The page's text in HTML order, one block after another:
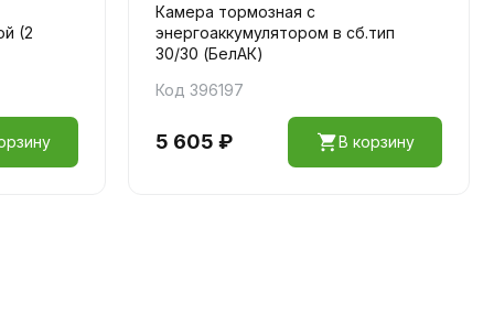
(2
Камера тормозная с
энергоаккумулятором в сб.тип
30/30 (БелАК)
Код 396197
5 605 ₽ В корзину